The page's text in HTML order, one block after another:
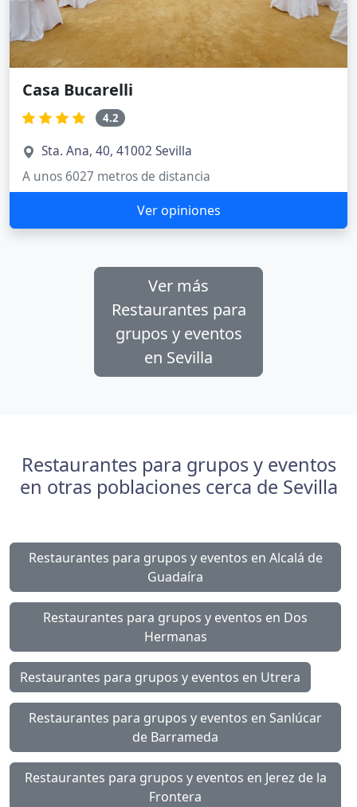
Casa Bucarelli
4.2
Sta. Ana, 40, 41002 Sevilla
A unos 6027 metros de distancia
Ver opiniones
Ver más
Restaurantes para
grupos y eventos
en Sevilla
Restaurantes para grupos y eventos
en otras poblaciones cerca de Sevilla
Restaurantes para grupos y eventos en Alcalá de
Guadaíra
Restaurantes para grupos y eventos en Dos
Hermanas
Restaurantes para grupos y eventos en Utrera
Restaurantes para grupos y eventos en Sanlúcar
de Barrameda
Restaurantes para grupos y eventos en Jerez de la
Frontera